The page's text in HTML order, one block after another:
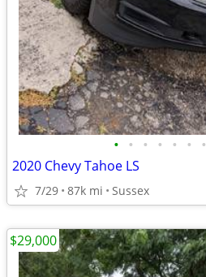
• • • • • • •
2020 Chevy Tahoe LS
7/29 87k mi Sussex
$29,000